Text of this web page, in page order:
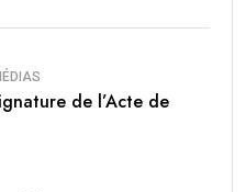
de l’Acte de